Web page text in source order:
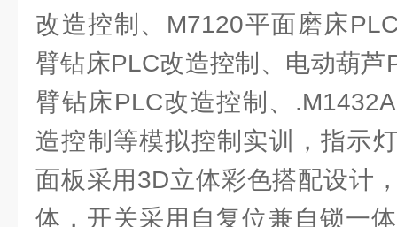
改造控制、M7120平面磨床
臂钻床PLC改造控制、电动葫
臂钻床PLC改造控制、
造控制等模拟控制实训，指示
面板采用3D立体彩色搭配设计
体，开关采用自复位兼自锁一